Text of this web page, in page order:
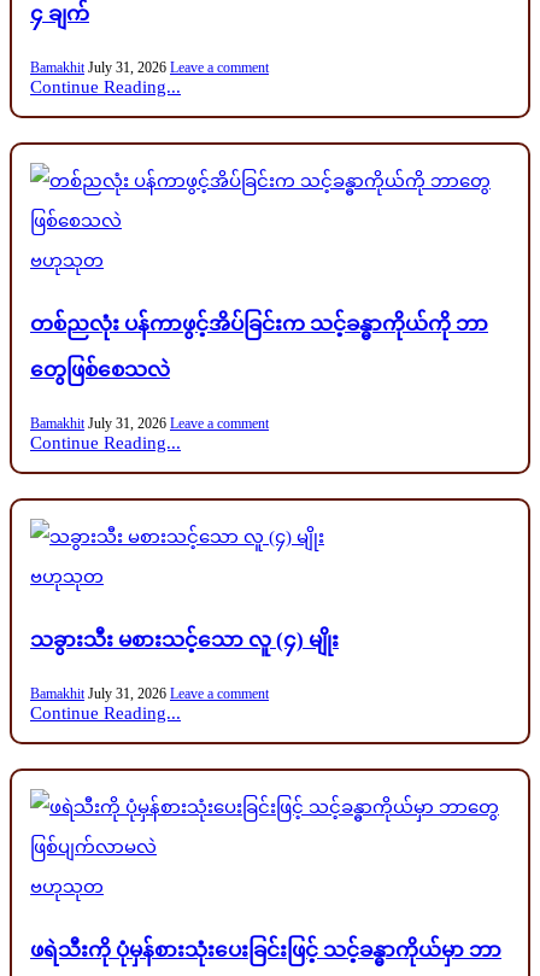
၄ ချက်
Bamakhit July 31, 2026 Leave a comment
Continue Reading...
in
ဗဟုသုတ
တစ်ညလုံး ပန်ကာဖွင့်အိပ်ခြင်းက သင့်ခန္ဓာကိုယ်ကို ဘာ
တွေဖြစ်စေသလဲ
Bamakhit July 31, 2026 Leave a comment
Continue Reading...
in
ဗဟုသုတ
သခွားသီး မစားသင့်သော လူ (၄) မျိုး
Bamakhit July 31, 2026 Leave a comment
Continue Reading...
in
ဗဟုသုတ
ဖရဲသီးကို ပုံမှန်စားသုံးပေးခြင်းဖြင့် သင့်ခန္ဓာကိုယ်မှာ ဘာ